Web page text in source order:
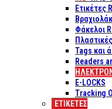
Ετικέτες
Φάκελοι
Tags και
Readers
E-LOCKS
Tracking
ΕΤΙΚΈΤΕΣ